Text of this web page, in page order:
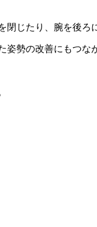
じたり、腕を後
勢の改善にもつな